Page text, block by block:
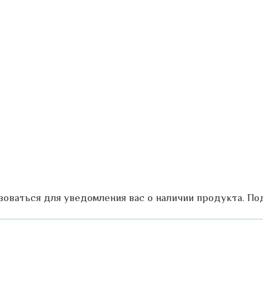
для уведомления вас о наличии продукта.